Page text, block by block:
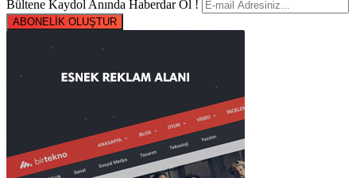
Bültene Kaydol Anında Haberdar Ol !
ABONELİK OLUŞTUR